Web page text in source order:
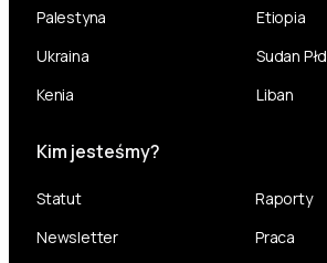
Palestyna
Ukraina
Kenia
Etiopia
Sudan Płd.
Liban
Kim jesteśmy?
Statut
Raporty
Newsletter
Praca